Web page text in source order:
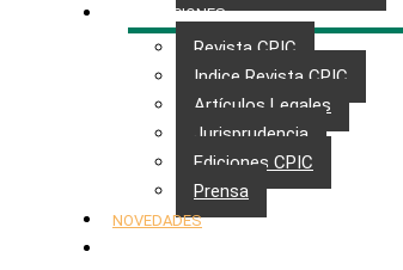
PUBLICACIONES
Revista CPIC
Indice Revista CPIC
Artículos Legales
Jurisprudencia
Ediciones CPIC
Prensa
NOVEDADES